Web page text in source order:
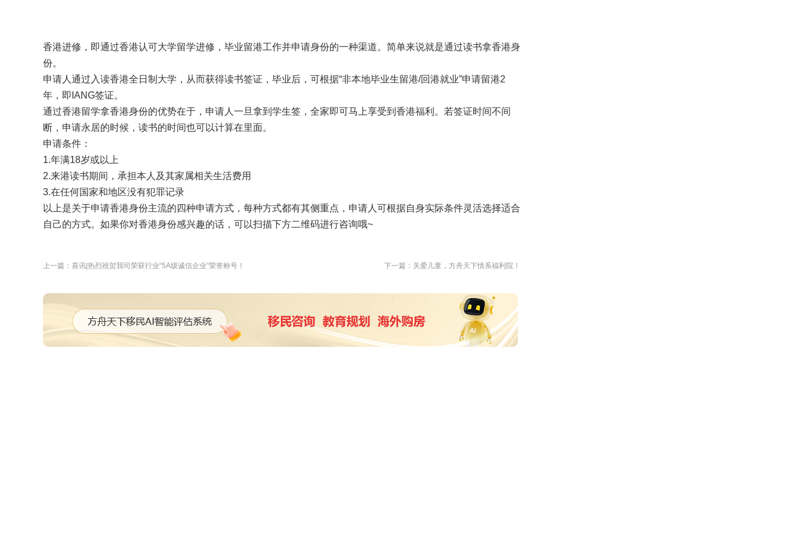
香港进修，即通过香港认可大学留学进修，毕业留港工作并申请身份的一种渠道。简单来说就是通过读书拿香港身
份。
申请人通过入读香港全日制大学，从而获得读书签证，毕业后，可根据“非本地毕业生留港/回港就业”申请留港2
年，即IANG签证。
通过香港留学拿香港身份的优势在于，申请人一旦拿到学生签，全家即可马上享受到香港福利。若签证时间不间
断，申请永居的时候，读书的时间也可以计算在里面。
申请条件：
1.年满18岁或以上
2.来港读书期间，承担本人及其家属相关生活费用
3.在任何国家和地区没有犯罪记录
以上是关于申请香港身份主流的四种申请方式，每种方式都有其侧重点，申请人可根据自身实际条件灵活选择适合
自己的方式。如果你对香港身份感兴趣的话，可以扫描下方二维码进行咨询哦~
上一篇：喜讯|热烈祝贺我司荣获行业“5A级诚信企业”荣誉称号！ 下一篇：关爱儿童，方舟天下情系福利院！